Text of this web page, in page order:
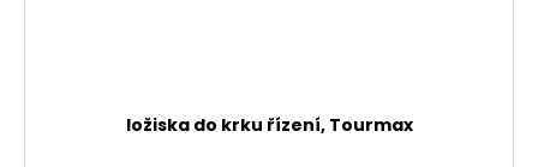
ložiska do krku řízení, Tourmax